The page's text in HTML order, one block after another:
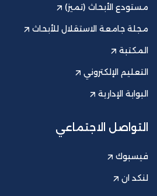
مستودع الأبحاث (تميز)
مجلة جامعة الاستقلال للأبحاث
المكتبة
التعليم الإلكتروني
البوابة الإدارية
التواصل الاجتماعي
فيسبوك
لنكد ان